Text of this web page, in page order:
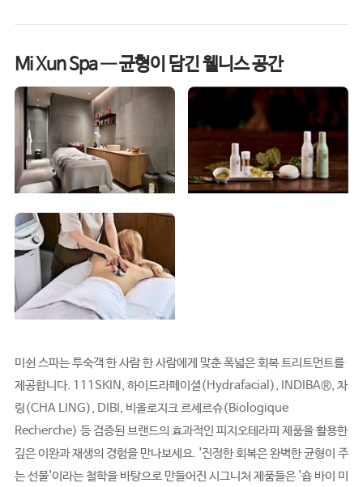
Mi Xun Spa — 균형이 담긴 웰니스 공간
미쉰 스파는 투숙객 한 사람 한 사람에게 맞춘 폭넓은 회복 트리트먼트를
제공합니다. 111SKIN, 하이드라페이셜(Hydrafacial), INDIBA®, 차
링(CHA LING), DIBI, 비올로지크 르세르슈(Biologique
Recherche) 등 검증된 브랜드의 효과적인 피지오테라피 제품을 활용한
깊은 이완과 재생의 경험을 만나보세요. '진정한 회복은 완벽한 균형이 주
는 선물'이라는 철학을 바탕으로 만들어진 시그니처 제품들은 '숍 바이 미